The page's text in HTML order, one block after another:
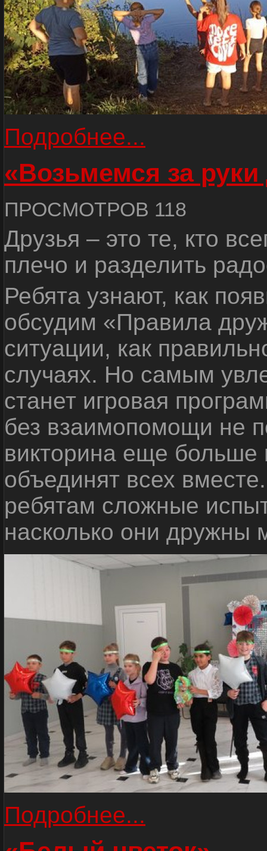
Подробнее...
«Возьмемся за руки
ПРОСМОТРОВ 118
Друзья – это те, кто
плечо и разделить
Ребята узнают, как
обсудим «Правила
ситуации, как
случаях. Но самым
станет игровая
без взаимопомощи не
викторина еще
объединят всех
ребятам сложные
насколько они дружны
Подробнее...